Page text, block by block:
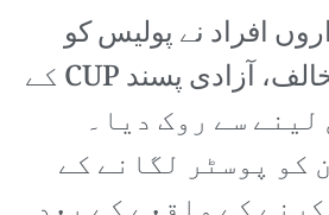
افراد نے پولیس کو
سرمایہ دارانہ مخالف، آزادی پسند CUP کے
لینے سے روک دیا۔
کو پوسٹر لگانے کے